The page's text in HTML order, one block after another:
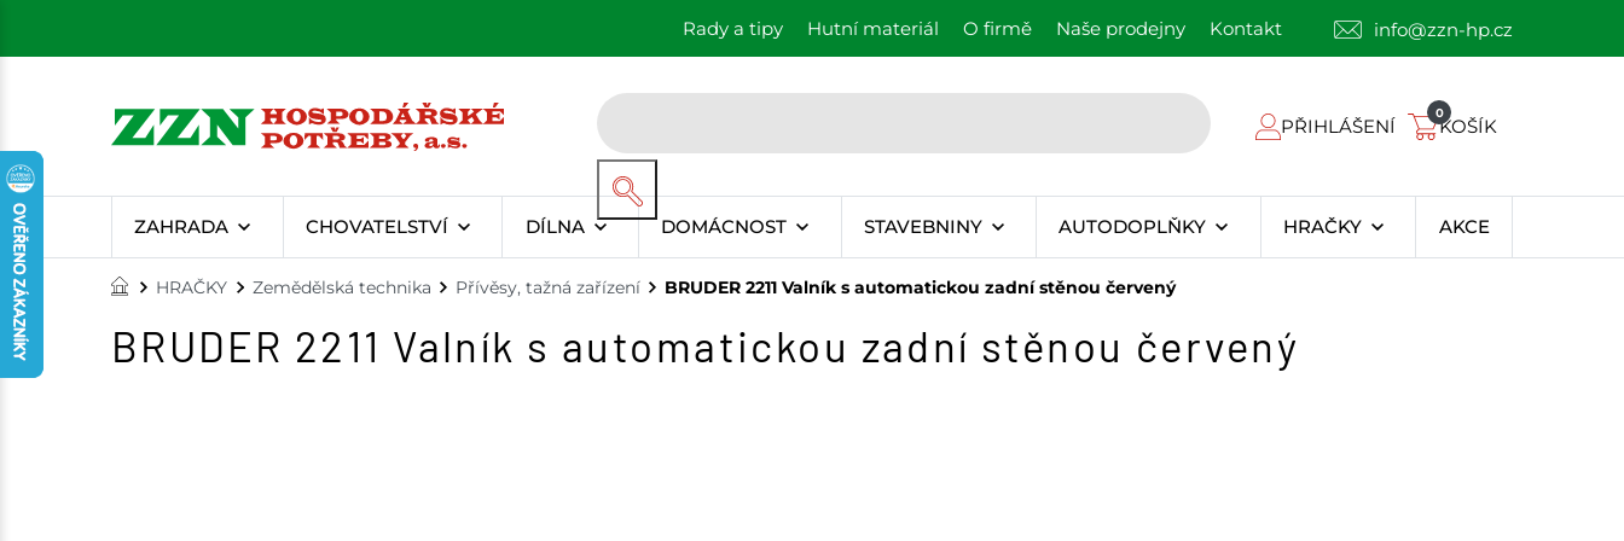
Rady a tipy Hutní materiál O firmě Naše prodejny Kontakt info@zzn-hp.cz
PŘIHLÁŠENÍ
0
KOŠÍK
ZAHRADA CHOVATELSTVÍ DÍLNA DOMÁCNOST STAVEBNINY AUTODOPLŇKY HRAČKY AKCE
HRAČKY Zemědělská technika Přívěsy, tažná zařízení BRUDER 2211 Valník s automatickou zadní stěnou červený
BRUDER 2211 Valník s automatickou zadní stěnou červený